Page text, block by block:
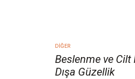
DIĞER
Beslenme ve Cilt
Dışa Güzellik